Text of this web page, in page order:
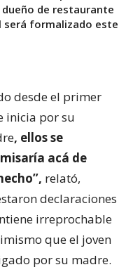
de restaurante
será formalizado este
desde el primer
inicia por su
, ellos se
acá de
relató,
declaraciones
irreprochable
que el joven
por su madre.